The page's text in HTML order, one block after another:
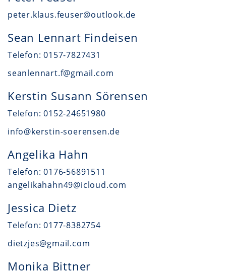
peter.klaus.feuser@outlook.de
Sean Lennart Findeisen
Telefon: 0157-7827431
seanlennart.f@gmail.com
Kerstin Susann Sörensen
Telefon: 0152-24651980
info@kerstin-soerensen.de
Angelika Hahn
Telefon: 0176-56891511
angelikahahn49@icloud.com
Jessica Dietz
Telefon: 0177-8382754
dietzjes@gmail.com
Monika Bittner